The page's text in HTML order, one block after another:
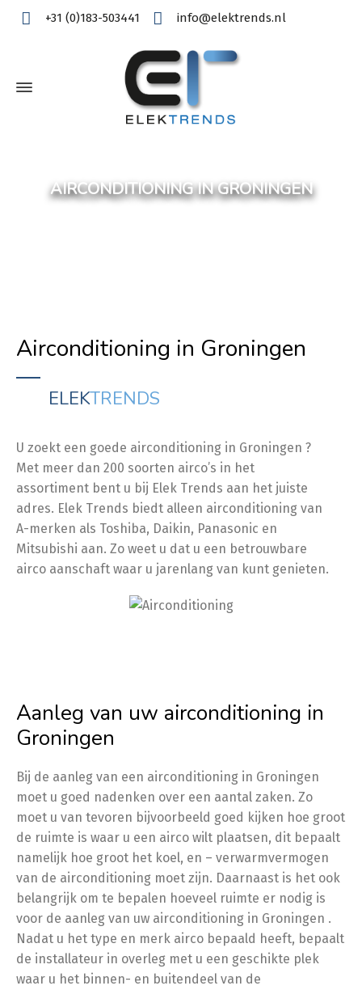
+31 (0)183-503441 info@elektrends.nl
AIRCONDITIONING IN GRONINGEN
Airconditioning in Groningen
ELEKTRENDS
U zoekt een goede airconditioning in Groningen ?
Met meer dan 200 soorten airco’s in het
assortiment bent u bij Elek Trends aan het juiste
adres. Elek Trends biedt alleen airconditioning van
A-merken als Toshiba, Daikin, Panasonic en
Mitsubishi aan. Zo weet u dat u een betrouwbare
airco aanschaft waar u jarenlang van kunt genieten.
Aanleg van uw airconditioning in
Groningen
Bij de aanleg van een airconditioning in Groningen
moet u goed nadenken over een aantal zaken. Zo
moet u van tevoren bijvoorbeeld goed kijken hoe groot
de ruimte is waar u een airco wilt plaatsen, dit bepaalt
namelijk hoe groot het koel, en – verwarmvermogen
van de airconditioning moet zijn. Daarnaast is het ook
belangrijk om te bepalen hoeveel ruimte er nodig is
voor de aanleg van uw airconditioning in Groningen .
Nadat u het type en merk airco bepaald heeft, bepaalt
de installateur in overleg met u een geschikte plek
waar u het binnen- en buitendeel van de